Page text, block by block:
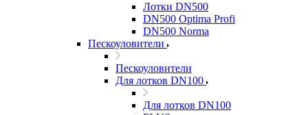
Лотки DN500
DN500 Optima Profi
DN500 Norma
Пескоуловители
Пескоуловители
Для лотков DN100
Для лотков DN100